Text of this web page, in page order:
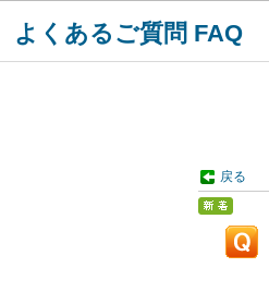
よくあるご質問 FAQ
戻る